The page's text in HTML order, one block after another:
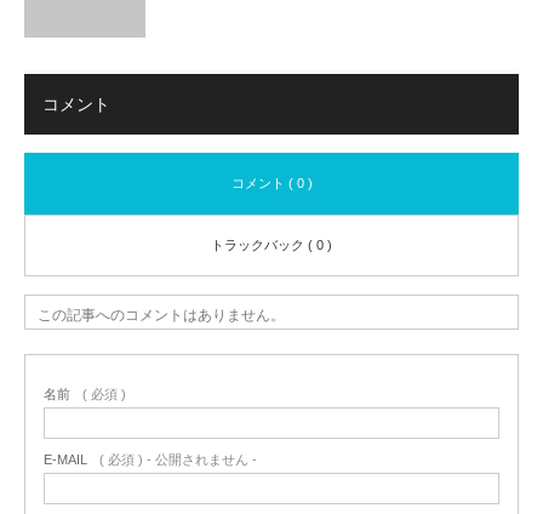
コメント
コメント ( 0 )
トラックバック ( 0 )
この記事へのコメントはありません。
名前 ( 必須 )
E-MAIL ( 必須 ) - 公開されません -